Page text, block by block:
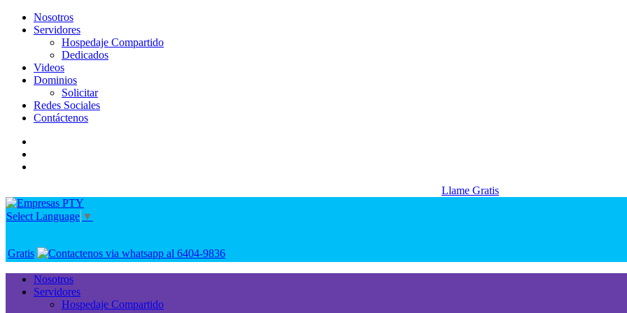
Nosotros
Servidores
Hospedaje Compartido
Dedicados
Videos
Dominios
Solicitar
Redes Sociales
Contáctenos
Llame Gratis
Select Language ▼
Gratis
Nosotros
Servidores
Hospedaje Compartido